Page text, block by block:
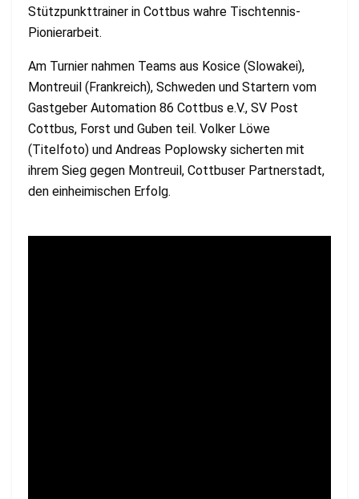
Stützpunkttrainer in Cottbus wahre Tischtennis-
Pionierarbeit.
Am Turnier nahmen Teams aus Kosice (Slowakei),
Montreuil (Frankreich), Schweden und Startern vom
Gastgeber Automation 86 Cottbus e.V., SV Post
Cottbus, Forst und Guben teil. Volker Löwe
(Titelfoto) und Andreas Poplowsky sicherten mit
ihrem Sieg gegen Montreuil, Cottbuser Partnerstadt,
den einheimischen Erfolg.